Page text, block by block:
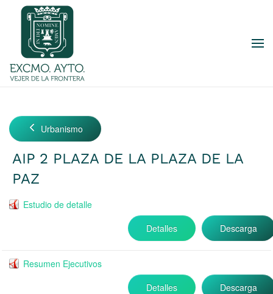
Skip to main content
Urbanismo
AIP 2 PLAZA DE LA PLAZA DE LA
PAZ
Estudio de detalle
Descarga
Detalles
Resumen Ejecutivos
Descarga
Detalles